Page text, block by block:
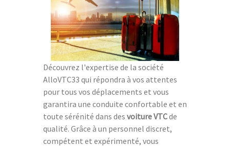
Découvrez l'expertise de la société
AlloVTC33 qui répondra à vos attentes
pour tous vos déplacements et vous
garantira une conduite confortable et en
toute sérénité dans des voiture VTCde
qualité. Grâce à un personnel discret,
compétent et expérimenté, vous